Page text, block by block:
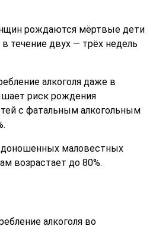
рождаются мёртвые дети
течение двух — трёх недель
алкоголя даже в
риск рождения
с фатальным алкогольным
маловестных
возрастает до 80%.
алкоголя во